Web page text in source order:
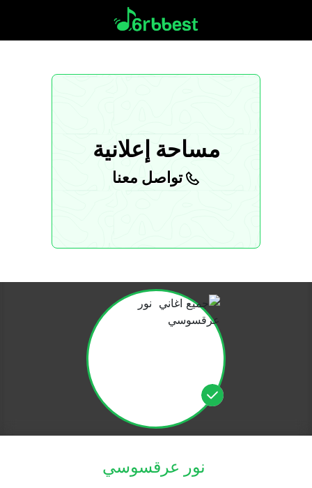
مساحة إعلانية
تواصل معنا
نور عرقسوسي